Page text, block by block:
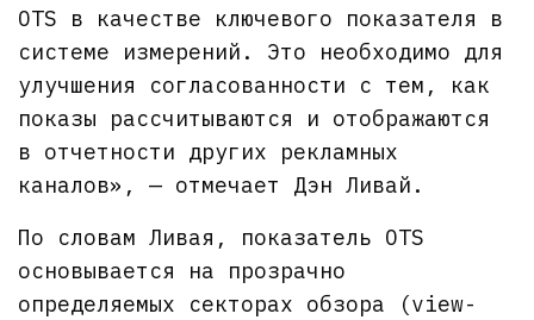
OTS в качестве ключевого показателя в
системе измерений. Это необходимо для
улучшения согласованности с тем, как
показы рассчитываются и отображаются
в отчетности других рекламных
каналов», — отмечает Дэн Ливай.
По словам Ливая, показатель OTS
основывается на прозрачно
определяемых секторах обзора (view-